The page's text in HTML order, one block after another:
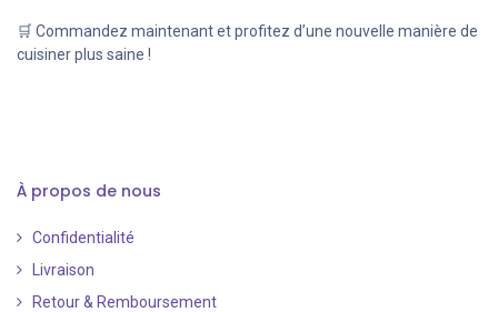
🛒 Commandez maintenant et profitez d’une nouvelle manière de
cuisiner plus saine !
À propos de nous
Confidentialité
Livraison
Retour & Remboursement